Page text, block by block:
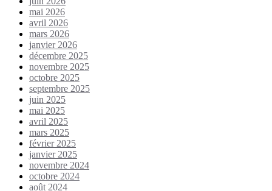
mai 2026
avril 2026
mars 2026
janvier 2026
décembre 2025
novembre 2025
octobre 2025
septembre 2025
juin 2025
mai 2025
avril 2025
mars 2025
février 2025
janvier 2025
novembre 2024
octobre 2024
août 2024